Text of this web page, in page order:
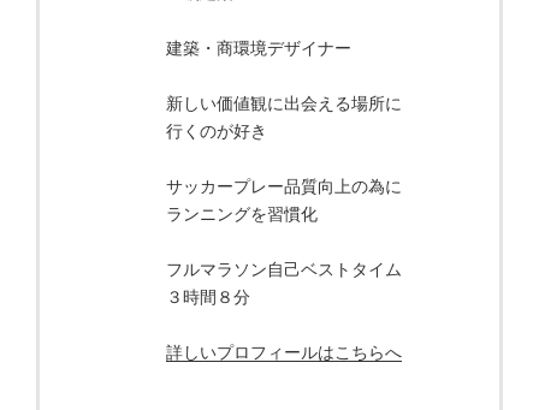
建築・商環境デザイナー
新しい価値観に出会える場所に
行くのが好き
サッカープレー品質向上の為に
ランニングを習慣化
フルマラソン自己ベストタイム
３時間８分
詳しいプロフィールはこちらへ